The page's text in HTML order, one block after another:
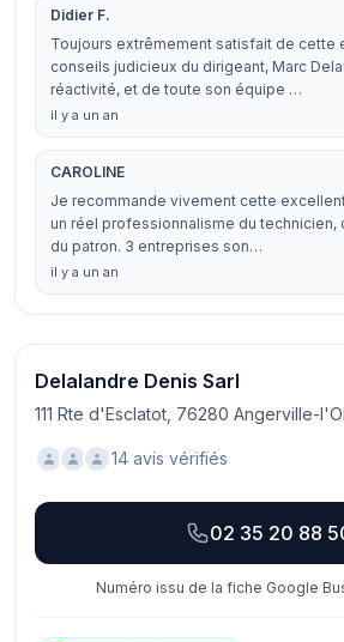
Didier F.
Toujours extrêmement satisfait de cette
conseils judicieux du dirigeant, Marc
réactivité, et de toute son équipe …
il y a un an
CAROLINE
Je recommande vivement cette
un réel professionnalisme du technicien,
du patron. 3 entreprises son…
il y a un an
Delalandre Denis Sarl
111 Rte d'Esclatot, 76280 Angerville-
14 avis vérifiés
02 35 20 88
Numéro issu de la fiche Google